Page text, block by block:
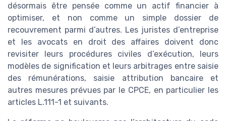
désormais être pensée comme un actif financier à
optimiser, et non comme un simple dossier de
recouvrement parmi d’autres. Les juristes d’entreprise
et les avocats en droit des affaires doivent donc
revisiter leurs procédures civiles d’exécution, leurs
modèles de signification et leurs arbitrages entre saisie
des rémunérations, saisie attribution bancaire et
autres mesures prévues par le CPCE, en particulier les
articles L.111-1 et suivants.